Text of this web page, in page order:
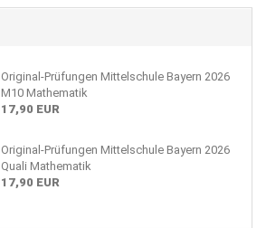
Original-Prüfungen Mittelschule Bayern 2026
M10 Mathematik
17,90 EUR
Original-Prüfungen Mittelschule Bayern 2026
Quali Mathematik
17,90 EUR